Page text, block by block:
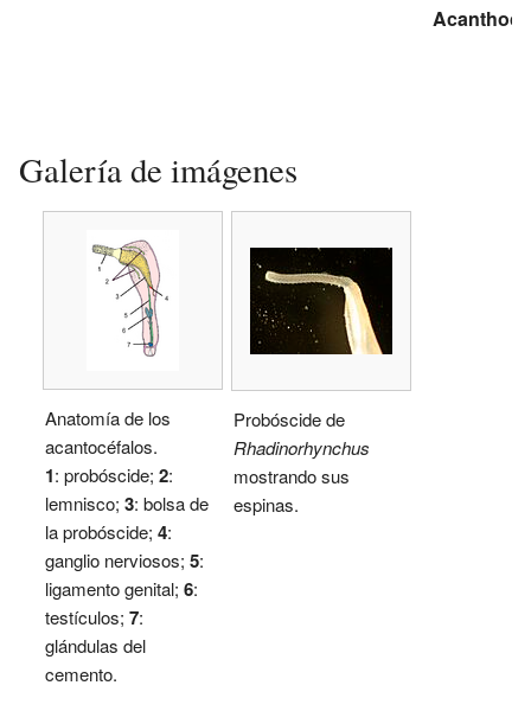
Galería de imágenes
Anatomía de los
acantocéfalos.
1: probóscide; 2:
lemnisco; 3: bolsa de
la probóscide; 4:
ganglio nerviosos; 5:
ligamento genital; 6:
testículos; 7:
glándulas del
cemento.
Probóscide de
Rhadinorhynchus
mostrando sus
espinas.